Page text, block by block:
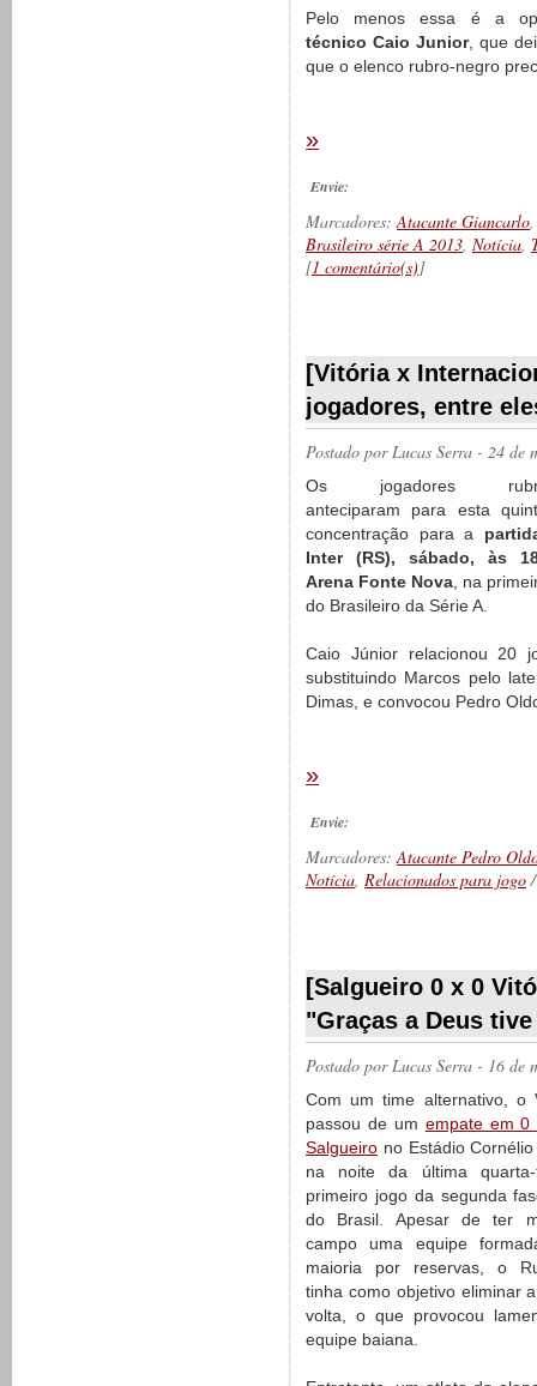
Pelo menos essa é a
técnico Caio Junior, que
que o elenco rubro-negro
»
Envie:
Marcadores:Atacante Giancarlo
Brasileiro série A 2013, Notícia,
[1 comentário(s)]
[Vitória x
jogadores, entre
Postado porLucas Serra - 24 de
Os jogadores rubro-
anteciparam para esta
concentração para a
Inter (RS), sábado, às
Arena Fonte Nova, na
do Brasileiro da Série A.
Caio Júnior relacionou 20
substituindo Marcos pelo
Dimas, e convocou Pedro
»
Envie:
Marcadores:Atacante Pedro
Notícia, Relacionados para jogo
[Salgueiro 0 x 0
"Graças a Deus
Postado porLucas Serra - 16 de
Com um time alternativo, o
passou de um empate em
Salgueiro no Estádio
na noite da última
primeiro jogo da segunda
do Brasil. Apesar de ter
campo uma equipe
maioria por reservas, o
tinha como objetivo eliminar
volta, o que provocou
equipe baiana.